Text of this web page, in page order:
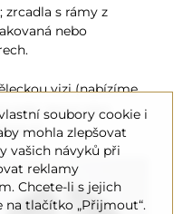
zrcadla s rámy z
nebo
vizi (nabízíme
které Vám
soubory cookie i
mohla zlepšovat
vašich návyků při
reklamy
Chcete-li s jejich
tlačítko „Přijmout“.